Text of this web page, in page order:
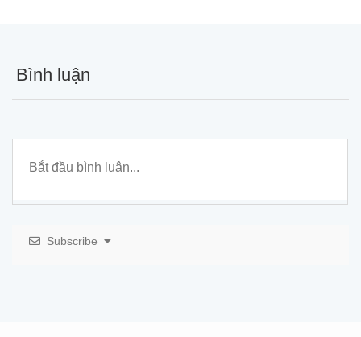
Bình luận
Subscribe